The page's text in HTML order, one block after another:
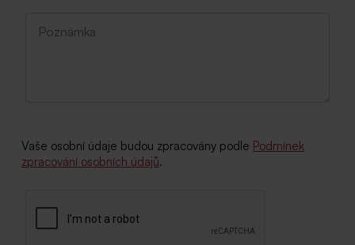
Vaše osobní údaje budou zpracovány podle Podmínek
zpracování osobních údajů.